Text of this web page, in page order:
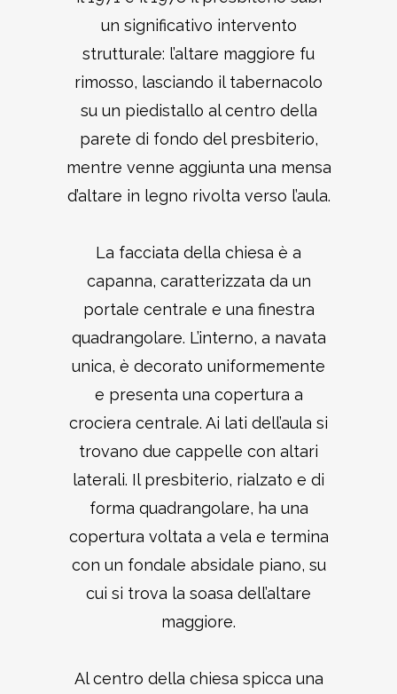
un significativo intervento
strutturale: l’altare maggiore fu
rimosso, lasciando il tabernacolo
su un piedistallo al centro della
parete di fondo del presbiterio,
mentre venne aggiunta una mensa
d’altare in legno rivolta verso l’aula.
La facciata della chiesa è a
capanna, caratterizzata da un
portale centrale e una finestra
quadrangolare. L’interno, a navata
unica, è decorato uniformemente
e presenta una copertura a
crociera centrale. Ai lati dell’aula si
trovano due cappelle con altari
laterali. Il presbiterio, rialzato e di
forma quadrangolare, ha una
copertura voltata a vela e termina
con un fondale absidale piano, su
cui si trova la soasa dell’altare
maggiore.
Al centro della chiesa spicca una